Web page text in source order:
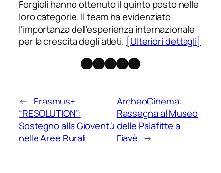
Forgioli hanno ottenuto il quinto posto nelle
loro categorie. Il team ha evidenziato
l’importanza dell’esperienza internazionale
per la crescita degli atleti. [Ulteriori dettagli]
Facebook
Instagram
X Threads
Telegram
← Erasmus+
“RESOLUTION”:
Sostegno alla Gioventù
nelle Aree Rurali
ArcheoCinema:
Rassegna al Museo
delle Palafitte a
Fiavè →